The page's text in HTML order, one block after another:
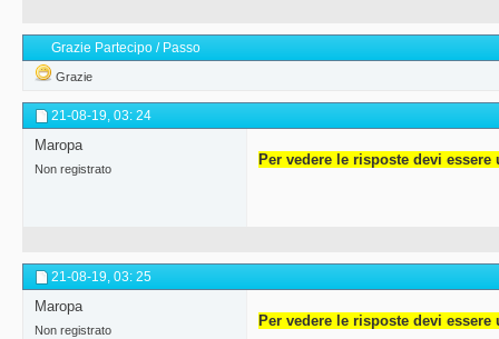
Grazie Partecipo / Passo
Grazie
21-08-19, 03: 24
Maropa
Non registrato
Per vedere le risposte devi
21-08-19, 03: 25
Maropa
Non registrato
Per vedere le risposte devi